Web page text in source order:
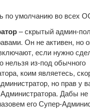
по умолчанию во всех
– скрытый админ-
Он не активен, но
если нужно
нельзя из-под обычного
коим являетесь,
но прав у
Администратора. Дабы
его Супер-